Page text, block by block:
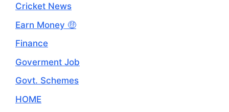
Cricket News
Earn Money 🤑
Finance
Goverment Job
Govt. Schemes
HOME